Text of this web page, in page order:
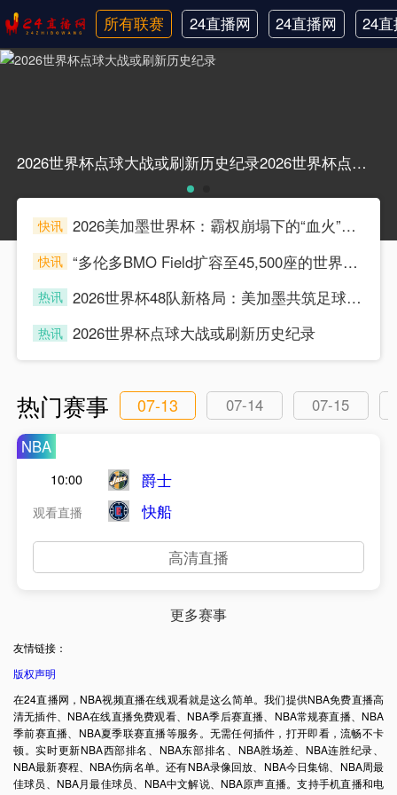
所有联赛
24直播网
日职联
24直播网
中甲
24
韩
2026世界杯点球大战或刷新历史纪录2026世界杯点球大战或刷新历史纪录
快讯
2026美加墨世界杯：霸权崩塌下的“血火”狂欢
快讯
“多伦多BMO Field扩容至45,500座的世界杯声场适配性仿真分析（2026）”
热讯
2026世界杯48队新格局：美加墨共筑足球盛宴，北美势力版图全面重构
热讯 2026世界杯点球大战或刷新历史纪录
热门赛事 07-13 07-14
07-15
NBA
10:00
观看直播
爵士
快船
高清直播
更多赛事
友情链接：
版权声明
在24直播网，NBA视频直播在线观看就是这么简单。我们提供NBA免费直播高
清无插件、NBA在线直播免费观看、NBA季后赛直播、NBA常规赛直播、NBA
季前赛直播、NBA夏季联赛直播等服务。无需任何插件，打开即看，流畅不卡
顿。实时更新NBA西部排名、NBA东部排名、NBA胜场差、NBA连胜纪录、
NBA最新赛程、NBA伤病名单。还有NBA录像回放、NBA今日集锦、NBA周最
佳球员、NBA月最佳球员、NBA中文解说、NBA原声直播。支持手机直播和电